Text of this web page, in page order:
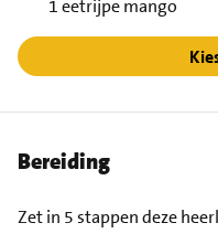
1 eetrijpe mango
Bereiding
Zet in 5 stappen deze